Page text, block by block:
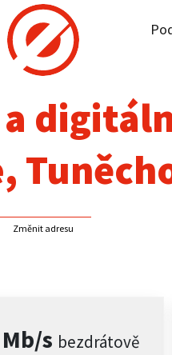
Změnit adresu
Mb/s bezdrátově